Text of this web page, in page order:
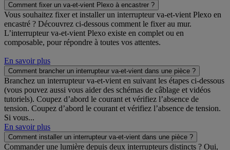
Comment fixer un va-et-vient Plexo à encastrer ?
Vous souhaitez fixer et installer un interrupteur va-et-vient Plexo en
encastré ? Découvrez ci-dessous comment le fixer au mur.
L’interrupteur va-et-vient Plexo existe en complet ou en
composable, pour répondre à toutes vos attentes.
En savoir plus
Comment brancher un interrupteur va-et-vient dans une pièce ?
Branchez un interrupteur va-et-vient en suivant les étapes ci-dessous
(vous pouvez aussi vous aider des schémas de câblage et vidéos
tutoriels). Coupez d’abord le courant et vérifiez l’absence de
tension. Coupez d’abord le courant et vérifiez l’absence de tension.
Si vous...
En savoir plus
Comment installer un interrupteur va-et-vient dans une pièce ?
Commander une lumière depuis deux interrupteurs distincts ? Oui,